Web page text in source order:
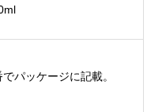
パッケージに記載。